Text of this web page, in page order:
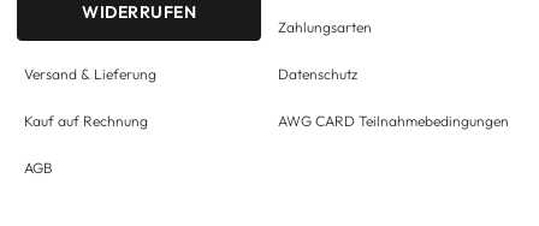
WIDERRUFEN
Versand & Lieferung
Kauf auf Rechnung
AGB
Zahlungsarten
Datenschutz
AWG CARD Teilnahmebedingungen